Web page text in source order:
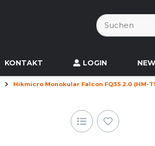
KONTAKT LOGIN
Hikmicro Monokular Falcon FQ35 2.0 (HM-